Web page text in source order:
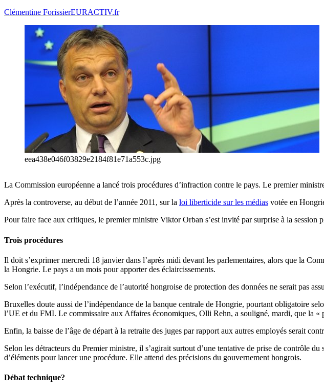
Clémentine ForissierEURACTIV.fr
eea438e046f03829e2184f81e71a553c.jpg
La Commission européenne a lancé trois procédures d’infraction contre le pays. Le premier
Après la controverse, au début de l’année 2011, sur la loi liberticide sur les médias votée en
Pour faire face aux critiques, le premier ministre Viktor Orban s’est invité par surprise à la session
Trois procédures
Il doit s’exprimer mercredi 18 janvier dans l’après midi devant les parlementaires, alors que la
la Hongrie. Le pays a un mois pour apporter des éclaircissements.
Selon l’exécutif, l’indépendance de l’autorité hongroise de protection des données ne serait pas
Bruxelles doute aussi de l’indépendance de la banque centrale de Hongrie, pourtant obligatoire
l’UE et du FMI. Le commissaire aux Affaires économiques, Olli Rehn, a souligné, mardi, que la
Enfin, la baisse de l’âge de départ à la retraite des juges par rapport aux autres employés serait
Selon les détracteurs du Premier ministre, il s’agirait surtout d’une tentative de prise de contrôle
d’éléments pour lancer une procédure. Elle attend des précisions du gouvernement hongrois.
Débat technique?